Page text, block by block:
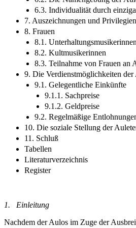
6.3. Individualität durch
7. Auszeichnungen und Privilegien
8. Frauen
8.1. Unterhaltungsmusikerinnen
8.2. Kultmusikerinnen
8.3. Teilnahme von Frauen an
9. Die Verdienstmöglichkeiten der
9.1. Gelegentliche Einkünfte
9.1.1. Sachpreise
9.1.2. Geldpreise
9.2. Regelmäßige
10. Die soziale Stellung der
11. Schluß
Tabellen
Literaturverzeichnis
Register
1.
Einleitung
Nachdem der Aulos im Zuge der